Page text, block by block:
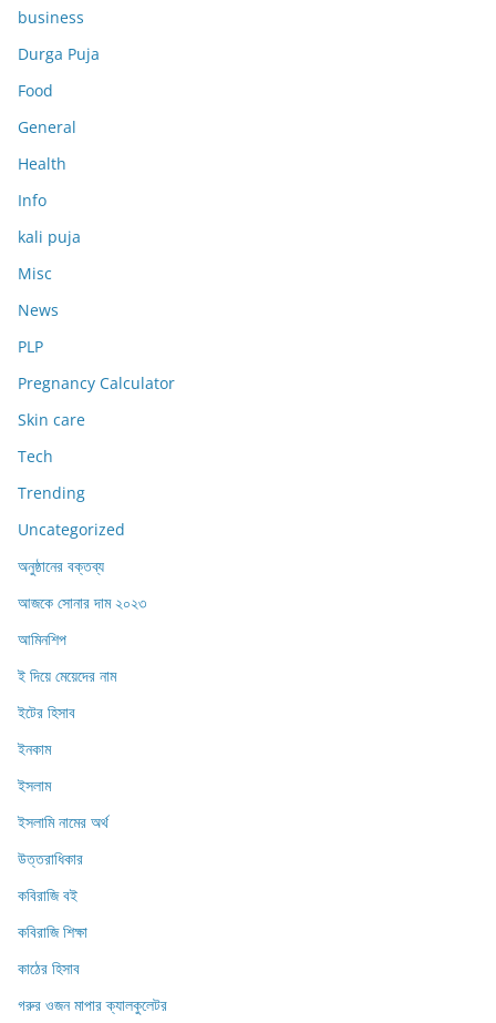
business
Durga Puja
Food
General
Health
Info
kali puja
Misc
News
PLP
Pregnancy Calculator
Skin care
Tech
Trending
Uncategorized
অনুষ্ঠানের বক্তব্য
আজকে সোনার দাম ২০২৩
আমিনশিপ
ই দিয়ে মেয়েদের নাম
ইটের হিসাব
ইনকাম
ইসলাম
ইসলামি নামের অর্থ
উত্তরাধিকার
কবিরাজি বই
কবিরাজি শিক্ষা
কাঠের হিসাব
গরুর ওজন মাপার ক্যালকুলেটর